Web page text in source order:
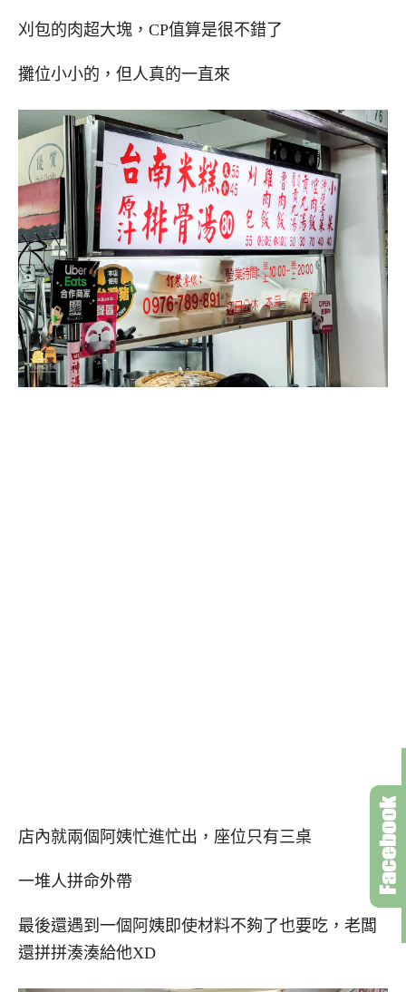
刈包的肉超大塊，CP值算是很不錯了
攤位小小的，但人真的一直來
店內就兩個阿姨忙進忙出，座位只有三桌
一堆人拼命外帶
最後還遇到一個阿姨即使材料不夠了也要吃，老闆
還拼拼湊湊給他XD